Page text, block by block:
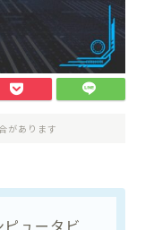
があります
ュータビ